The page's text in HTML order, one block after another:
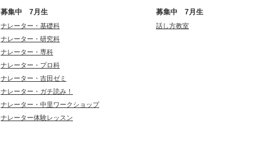
募集中 7月生
ナレーター・基礎科
ナレーター・研究科
ナレーター・専科
ナレーター・プロ科
ナレーター・吉田ゼミ
ナレーター・ガチ読み！
ナレーター・中里ワークショップ
ナレーター体験レッスン
募集中 7月生
話し方教室